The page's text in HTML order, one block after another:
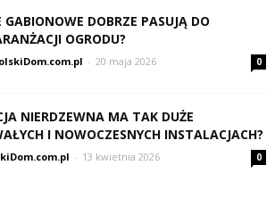
GABIONOWE DOBRZE PASUJĄ DO
OGRODU?
- 20 maja 2026 0
NIERDZEWNA MA TAK DUŻE
I NOWOCZESNYCH INSTALACJACH?
- 13 kwietnia 2026 0